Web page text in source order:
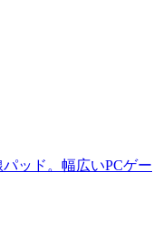
ッド。幅広いPCゲー